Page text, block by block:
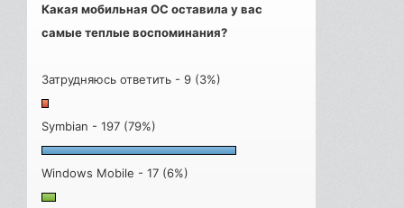
Какая мобильная ОС оставила у вас
самые теплые воспоминания?
Затрудняюсь ответить - 9 (3%)
Symbian - 197 (79%)
Windows Mobile - 17 (6%)